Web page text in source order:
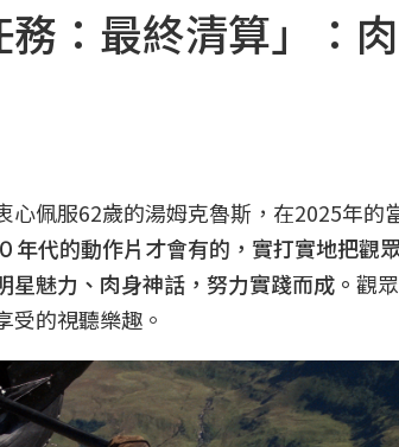
：最終清算」：
佩服62歲的湯姆克魯斯，在2025年的
年代的動作片才會有的，實打實地把觀
魅力、肉身神話，努力實踐而成。 觀
受的視聽樂趣。